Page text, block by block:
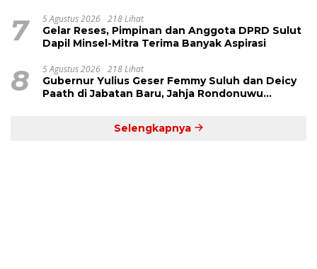
7 5 Agustus 2026 218 Lihat
Gelar Reses, Pimpinan dan Anggota DPRD Sulut
Dapil Minsel-Mitra Terima Banyak Aspirasi
8 5 Agustus 2026 218 Lihat
Gubernur Yulius Geser Femmy Suluh dan Deicy
Paath di Jabatan Baru, Jahja Rondonuwu
Selengkapnya